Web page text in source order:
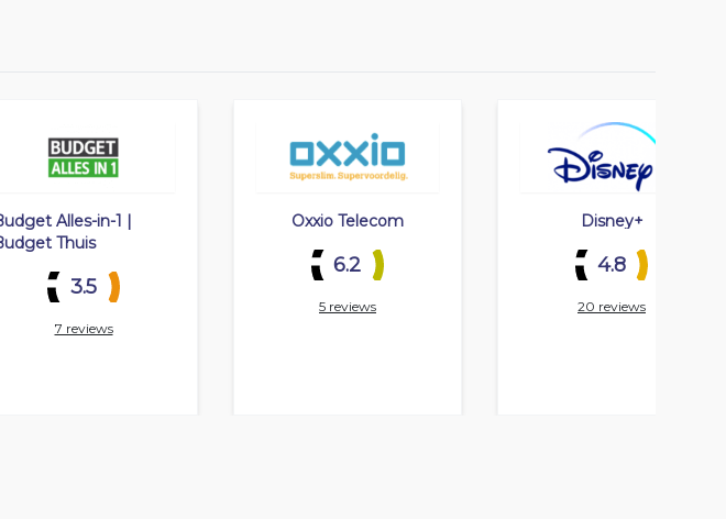
Alles-in-1 |
Thuis
3.5
7 reviews
Oxxio Telecom
6.2
5 reviews
Disney+
4.8
20 reviews